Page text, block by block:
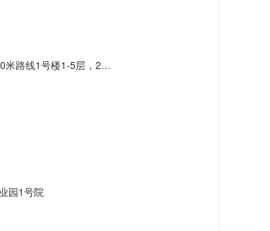
1号楼1-5层，2号楼3层
园1号院